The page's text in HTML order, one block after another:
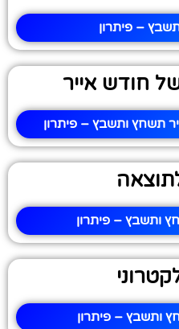
– פיתרון
חודש אייר
תשחץ ותשבץ – פיתרון
ותשבץ – פיתרון
ותשבץ – פיתרון